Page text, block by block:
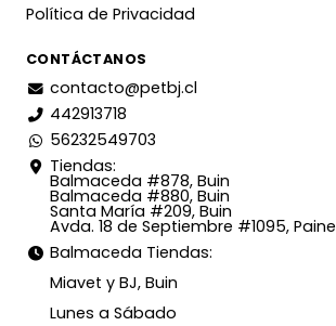
Política de Privacidad
CONTÁCTANOS
contacto@petbj.cl
442913718
56232549703
Tiendas:
Balmaceda #878, Buin
Balmaceda #880, Buin
Santa María #209, Buin
Avda. 18 de Septiembre #1095, Paine
Balmaceda Tiendas:
Miavet y BJ, Buin
Lunes a Sábado